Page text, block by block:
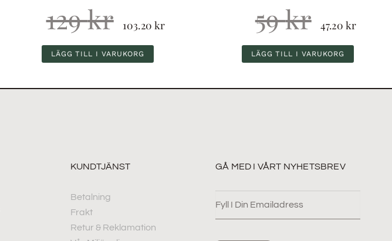
129kr 103.20kr
LÄGG TILL I VARUKORG
59kr 47.20kr
LÄGG TILL I VARUKORG
KUNDTJÄNST
Betalning
Frakt
Retur & Reklamation
GÅ MED I VÅRT NYHETSBREV